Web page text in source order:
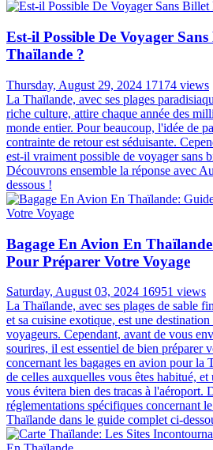
Est-il Possible De Voyager
Thaïlande ?
Thursday, August 29, 2024 17174 views
La Thaïlande, avec ses plages
riche culture, attire chaque année des
monde entier. Pour beaucoup, l'idée de
contrainte de retour est séduisante.
est-il vraiment possible de voyager sans
Découvrons ensemble la réponse avec
dessous !
Bagage En Avion En
Pour Préparer Votre Voyage
Saturday, August 03, 2024 16951 views
La Thaïlande, avec ses plages de sable
et sa cuisine exotique, est une
voyageurs. Cependant, avant de vous
sourires, il est essentiel de bien préparer
concernant les bagages en avion pour la
de celles auxquelles vous êtes habitué,
vous évitera bien des tracas à l'aéroport.
réglementations spécifiques concernant
Thaïlande dans le guide complet ci-